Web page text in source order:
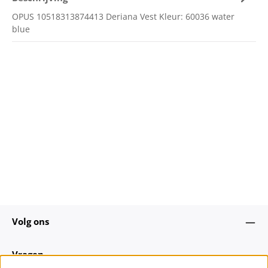
OPUS 10518313874413 Deriana Vest Kleur: 60036 water
blue
Volg ons
Vragen